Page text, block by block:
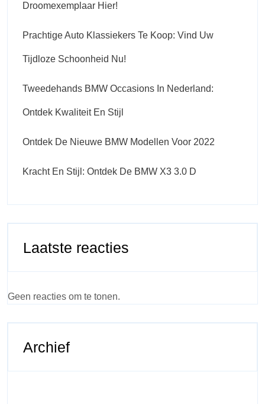
Droomexemplaar Hier!
Prachtige Auto Klassiekers Te Koop: Vind Uw
Tijdloze Schoonheid Nu!
Tweedehands BMW Occasions In Nederland:
Ontdek Kwaliteit En Stijl
Ontdek De Nieuwe BMW Modellen Voor 2022
Kracht En Stijl: Ontdek De BMW X3 3.0 D
Laatste reacties
Geen reacties om te tonen.
Archief